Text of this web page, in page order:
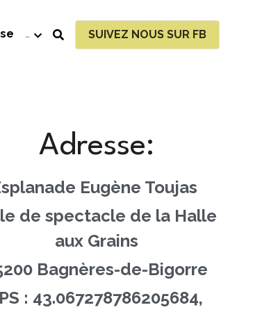
… SUIVEZ NOUS SUR FB
Adresse:
Eugène Toujas
de spectacle de la Halle
aux Grains
Bagnères-de-Bigorre
: 43.067278786205684,